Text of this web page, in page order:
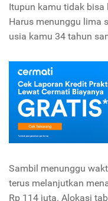
Itupun kamu tidak bisa
Harus menunggu lima
usia kamu 34 tahun
Sambil menunggu
terus melanjutkan
Rp 114 juta. Alokasi